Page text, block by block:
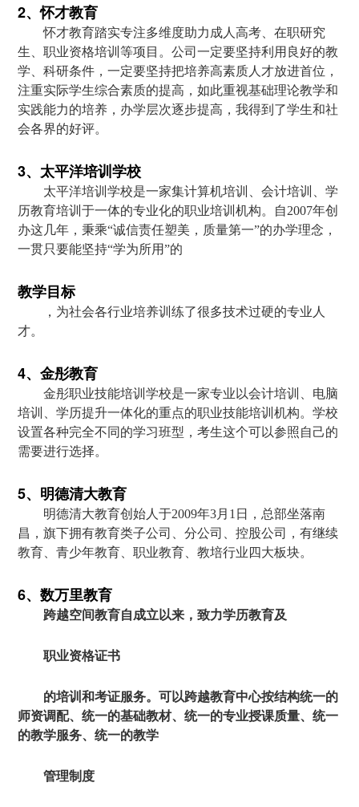
2、怀才教育
怀才教育踏实专注多维度助力成人高考、在职研究
生、职业资格培训等项目。公司一定要坚持利用良好的教
学、科研条件，一定要坚持把培养高素质人才放进首位，
注重实际学生综合素质的提高，如此重视基础理论教学和
实践能力的培养，办学层次逐步提高，我得到了学生和社
会各界的好评。
3、太平洋培训学校
太平洋培训学校是一家集计算机培训、会计培训、学
历教育培训于一体的专业化的职业培训机构。自2007年创
办这几年，秉乘“诚信责任塑美，质量第一”的办学理念，
一贯只要能坚持“学为所用”的
教学目标
，为社会各行业培养训练了很多技术过硬的专业人
才。
4、金彤教育
金彤职业技能培训学校是一家专业以会计培训、电脑
培训、学历提升一体化的重点的职业技能培训机构。学校
设置各种完全不同的学习班型，考生这个可以参照自己的
需要进行选择。
5、明德清大教育
明德清大教育创始人于2009年3月1日，总部坐落南
昌，旗下拥有教育类子公司、分公司、控股公司，有继续
教育、青少年教育、职业教育、教培行业四大板块。
6、数万里教育
跨越空间教育自成立以来，致力学历教育及
职业资格证书
的培训和考证服务。可以跨越教育中心按结构统一的
师资调配、统一的基础教材、统一的专业授课质量、统一
的教学服务、统一的教学
管理制度